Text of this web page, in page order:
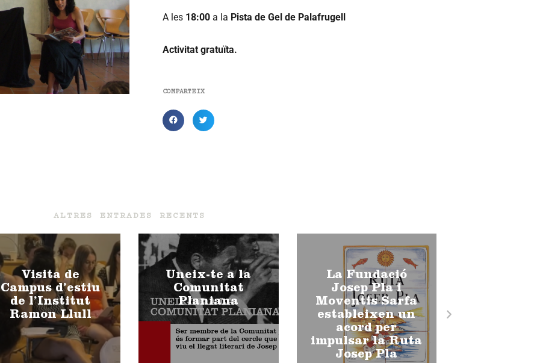
A les 18:00 a la Pista de Gel de Palafrugell
Activitat gratuïta.
COMPARTEIX
ALTRES ENTRADES RECENTS
Visita de
Campus d’estiu
de l’Institut
Ramon Llull
Uneix-te a la
Comunitat
Planiana
La Fundació
Josep Pla i
Moventis Sarfa
estableixen un
acord per
impulsar la Ruta
Josep Pla